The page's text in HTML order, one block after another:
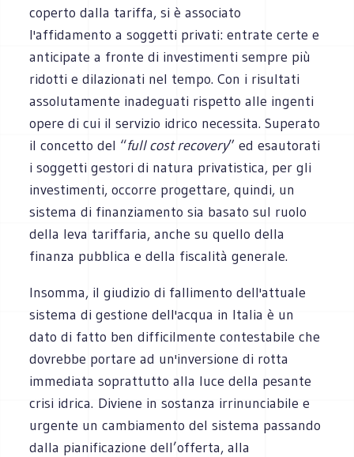
coperto dalla tariffa, si è associato
l'affidamento a soggetti privati: entrate certe e
anticipate a fronte di investimenti sempre più
ridotti e dilazionati nel tempo. Con i risultati
assolutamente inadeguati rispetto alle ingenti
opere di cui il servizio idrico necessita. Superato
il concetto del “full cost recovery” ed esautorati
i soggetti gestori di natura privatistica, per gli
investimenti, occorre progettare, quindi, un
sistema di finanziamento sia basato sul ruolo
della leva tariffaria, anche su quello della
finanza pubblica e della fiscalità generale.
Insomma, il giudizio di fallimento dell'attuale
sistema di gestione dell'acqua in Italia è un
dato di fatto ben difficilmente contestabile che
dovrebbe portare ad un'inversione di rotta
immediata soprattutto alla luce della pesante
crisi idrica. Diviene in sostanza irrinunciabile e
urgente un cambiamento del sistema passando
dalla pianificazione dell’offerta, alla